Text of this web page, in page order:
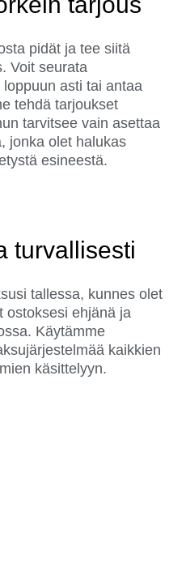
pidät ja tee siitä
Voit seurata
asti tai antaa
tehdä tarjoukset
tarvitsee vain asettaa
jonka olet halukas
esineestä.
turvallisesti
tallessa, kunnes olet
ostoksesi ehjänä ja
Käytämme
kaikkien
käsittelyyn.